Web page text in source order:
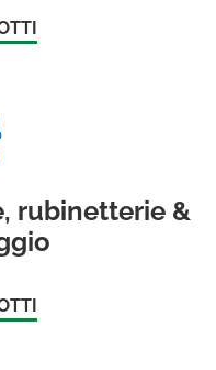
rubinetterie &